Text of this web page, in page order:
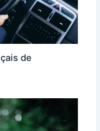
de